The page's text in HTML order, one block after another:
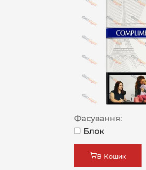
Фасування:
Блок
В Кошик